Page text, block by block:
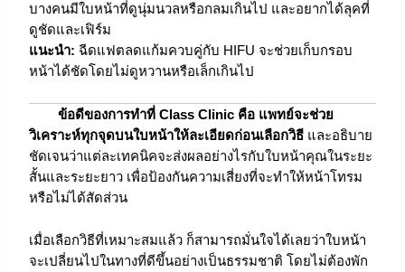
บางคนมีใบหน้าที่ดูนุ่มนวลหรือกลมเกินไป และอยากได้ลุคที่
ดูชัดและเฟิร์ม
แนะนำ: ฉีดแฟตลดแก้มควบคู่กับ HIFU จะช่วยเก็บกรอบ
หน้าได้ชัดโดยไม่ดูหวานหรือเล็กเกินไป
ข้อดีของการทำที่ Class Clinic คือ แพทย์จะช่วย
วิเคราะห์ทุกจุดบนใบหน้าให้ละเอียดก่อนเลือกวิธี และอธิบาย
ชัดเจนว่าแต่ละเทคนิคจะส่งผลอย่างไรกับใบหน้าคุณในระยะ
สั้นและระยะยาว เพื่อป้องกันความเสี่ยงที่จะทำให้หน้าโทรม
หรือไม่ได้สัดส่วน
เมื่อเลือกวิธีที่เหมาะสมแล้ว ก็สามารถมั่นใจได้เลยว่าใบหน้า
จะเปลี่ยนไปในทางที่ดีขึ้นอย่างเป็นธรรมชาติ โดยไม่ต้องพัก